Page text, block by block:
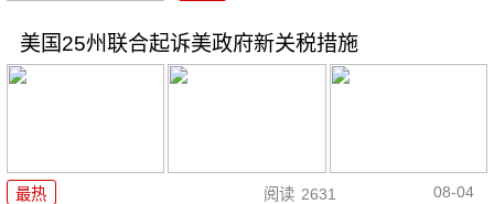
美国25州联合起诉美政府新关税措施
最热 阅读 2631 08-04